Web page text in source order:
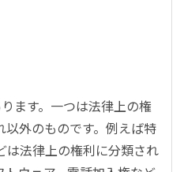
ます。一つは法律上の権
外のものです。例えば特
は法律上の権利に分類され